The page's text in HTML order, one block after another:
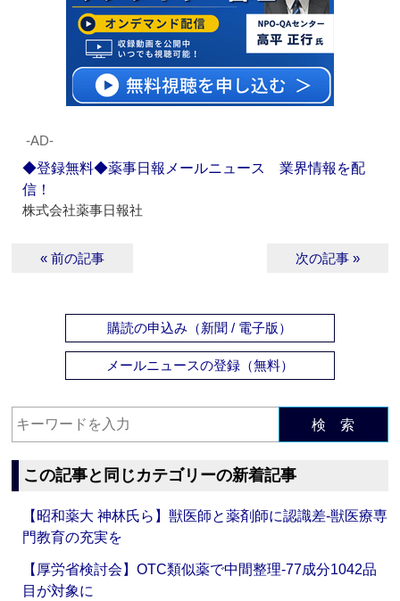
‐AD‐
◆登録無料◆薬事日報メールニュース 業界情報を配
信！
株式会社薬事日報社
« 前の記事 次の記事 »
購読の申込み（新聞 / 電子版）
メールニュースの登録（無料）
検 索
この記事と同じカテゴリーの新着記事
【昭和薬大 神林氏ら】獣医師と薬剤師に認識差‐獣医療専
門教育の充実を
【厚労省検討会】OTC類似薬で中間整理‐77成分1042品
目が対象に